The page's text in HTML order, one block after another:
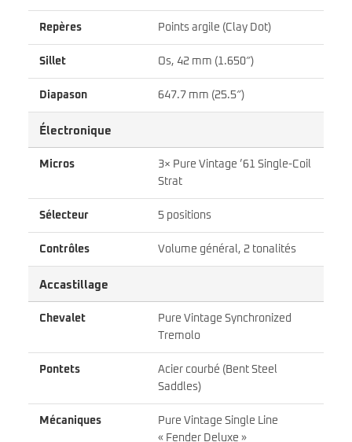
Repères Points argile (Clay Dot)
Sillet Os, 42 mm (1.650″)
Diapason 647.7 mm (25.5″)
Électronique
Micros
3× Pure Vintage ’61 Single-Coil
Strat
Sélecteur 5 positions
Contrôles Volume général, 2 tonalités
Accastillage
Chevalet
Pure Vintage Synchronized
Tremolo
Pontets
Acier courbé (Bent Steel
Saddles)
Mécaniques
Pure Vintage Single Line
« Fender Deluxe »